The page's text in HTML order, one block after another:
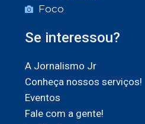
Foco
Se interessou?
A Jornalismo Jr
Conheça nossos serviços!
Eventos
Fale com a gente!